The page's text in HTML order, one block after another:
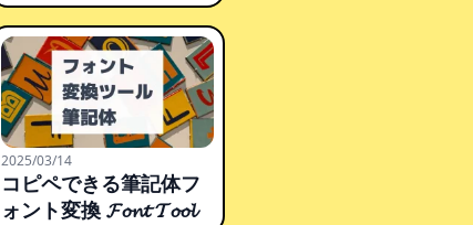
2025/03/14
コピペできる筆記体フ
ォント変換 𝓕𝓸𝓷𝓽 𝓣𝓸𝓸𝓵